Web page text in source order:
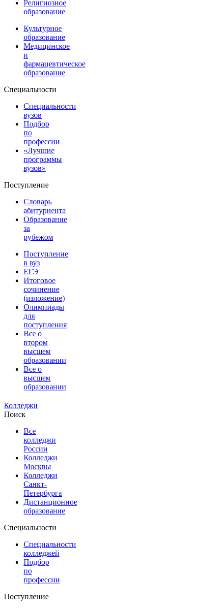
Религиозное
образование
Культурное
образование
Медицинское
и
фармацевтическое
образование
Специальности
Специальности
вузов
Подбор
по
профессии
«Лучшие
программы
вузов»
Поступление
Словарь
абитуриента
Образование
за
рубежом
Поступление
в вуз
ЕГЭ
Итоговое
сочинение
(изложение)
Олимпиады
для
поступления
Все о
втором
высшем
образовании
Все о
высшем
образовании
Колледжи
Поиск
Все
колледжи
России
Колледжи
Москвы
Колледжи
Санкт-
Петербурга
Дистанционное
образование
Специальности
Специальности
колледжей
Подбор
по
профессии
Поступление